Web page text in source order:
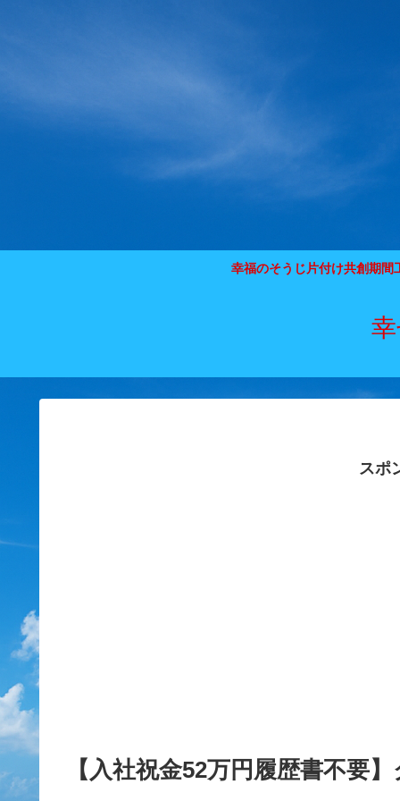
幸福のそうじ片付け共創期間
スポ
【入社祝金52万円履歴書不要